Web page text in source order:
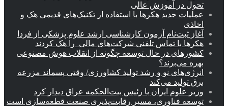
تحول در آموزش عالی
عملیات جدید هکرها با استفاده از تکنیک‌های قدیمی هک و
اخاذی
آغاز ثبت‌نام‌ آزمون کارشناسی ارشد علوم پزشکی از فردا
هکرها با تماس تلفنی شرکت‌های مالی را هک کردند
کشورهای در حال توسعه چگونه از انقلاب هوش مصنوعی
بهره می‌برند؟
انرژی‌های نو و رشد تولید کشاورزی/ وقتی پسماند مزرعه‌
برق تولید می‌کند
وزیر علوم ایران با رئیس بیت‌الحکمه عراق دیدار کرد
توسعه فناوری، مسیر رقابت‌پذیری صنعت قطعه‌سازی است